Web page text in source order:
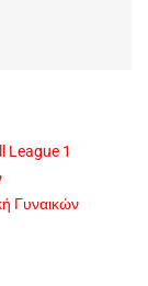
League 1
Γυναικών